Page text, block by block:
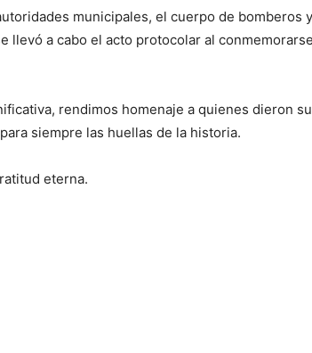
municipales, el cuerpo de bomberos
llevó a cabo el acto protocolar al
rendimos homenaje a quienes dieron
siempre las huellas de la historia.
eterna.